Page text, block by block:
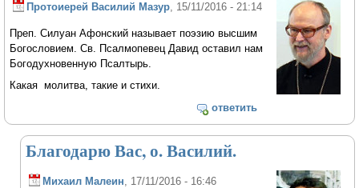
Протоиерей Василий Мазур, 15/11/2016 - 21:14
Преп. Силуан Афонский называет поэзию высшим
Богословием. Св. Псалмопевец Давид оставил нам
Богодухновенную Псалтырь.
Какая молитва, такие и стихи.
ответить
Благодарю Вас, о. Василий.
Михаил Малеин , 17/11/2016 - 16:46